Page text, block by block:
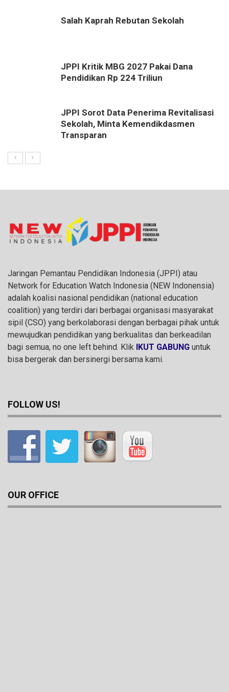
Salah Kaprah Rebutan Sekolah
JPPI Kritik MBG 2027 Pakai Dana
Pendidikan Rp 224 Triliun
JPPI Sorot Data Penerima Revitalisasi
Sekolah, Minta Kemendikdasmen
Transparan
Jaringan Pemantau Pendidikan Indonesia (JPPI) atau
Network for Education Watch Indonesia (NEW Indonensia)
adalah koalisi nasional pendidikan (national education
coalition) yang terdiri dari berbagai organisasi masyarakat
sipil (CSO) yang berkolaborasi dengan berbagai pihak untuk
mewujudkan pendidikan yang berkualitas dan berkeadilan
bagi semua, no one left behind. Klik IKUT GABUNG untuk
bisa bergerak dan bersinergi bersama kami.
FOLLOW US!
OUR OFFICE